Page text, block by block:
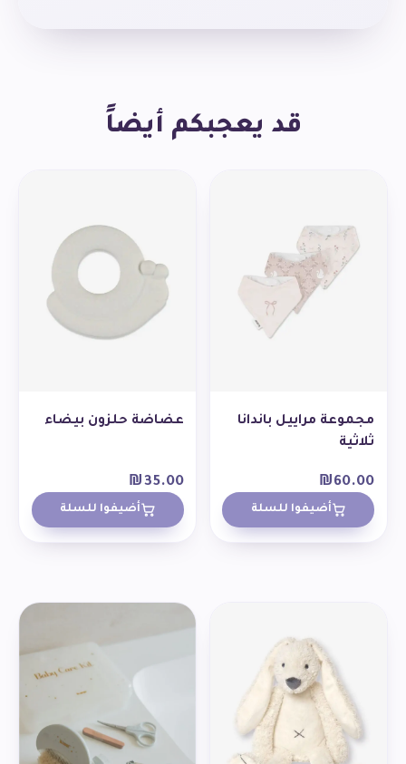
قد يعجبكم أيضاً
مجموعة مراييل باندانا
ثلاثية
₪60.00
أضيفوا للسلة
عضاضة حلزون بيضاء
₪35.00
أضيفوا للسلة